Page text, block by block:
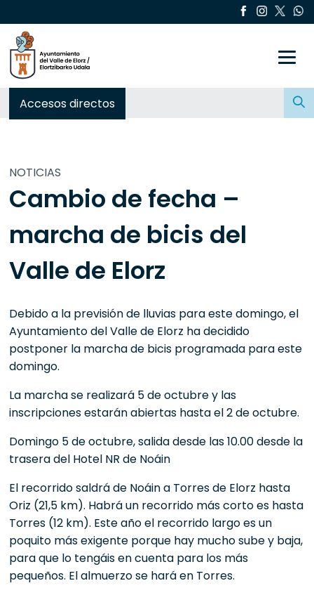
Accesos directos
Buscar:
NOTICIAS
Cambio de fecha –
marcha de bicis del
Valle de Elorz
Debido a la previsión de lluvias para este domingo, el
Ayuntamiento del Valle de Elorz ha decidido
postponer la marcha de bicis programada para este
domingo.
La marcha se realizará 5 de octubre y las
inscripciones estarán abiertas hasta el 2 de octubre.
Domingo 5 de octubre, salida desde las 10.00 desde la
trasera del Hotel NR de Noáin
El recorrido saldrá de Noáin a Torres de Elorz hasta
Oriz (21,5 km). Habrá un recorrido más corto es hasta
Torres (12 km). Este año el recorrido largo es un
poquito más exigente porque hay mucho sube y baja,
para que lo tengáis en cuenta para los más
pequeños. El almuerzo se hará en Torres.